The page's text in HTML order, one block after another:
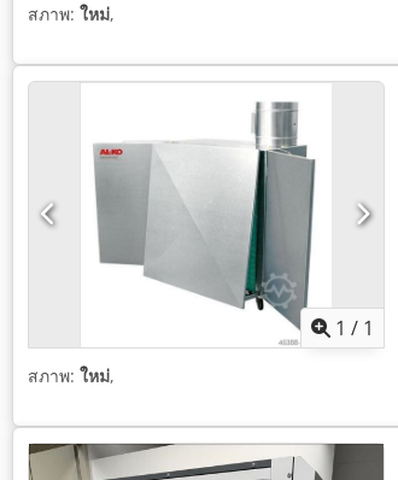
สภาพ: ใหม่,
1 / 1
สภาพ: ใหม่,